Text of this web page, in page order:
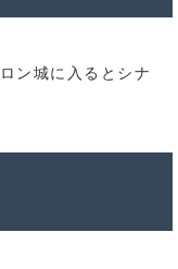
ン城に入るとシナ